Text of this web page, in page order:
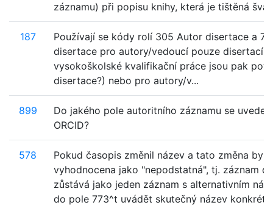
záznamu) při popisu knihy, která je tištěná
187
Používají se kódy rolí 305 Autor disertace a
disertace pro autory/vedoucí pouze disertací
vysokoškolské kvalifikační práce jsou pak
disertace?) nebo pro autory/v...
899
Do jakého pole autoritního záznamu se uvede
ORCID?
578
Pokud časopis změnil název a tato změna byla
vyhodnocena jako "nepodstatná", tj. záznam
zůstává jako jeden záznam s alternativním
do pole 773^t uvádět skutečný název konkrét...